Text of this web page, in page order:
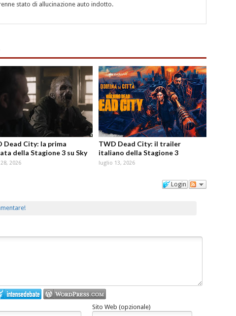
stato di allucinazione auto indotto.
Dead City: la prima
della Stagione 3 su Sky
2026
TWD Dead City: il trailer
italiano della Stagione 3
luglio 13, 2026
Login
Sito Web (opzionale)